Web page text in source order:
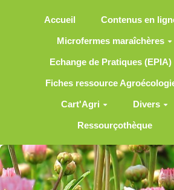
Accueil Contenus en
Microfermes maraîchères
Echange de Pratiques (EPIA)
Fiches ressource
Cart'Agri Divers
Ressourçothèque